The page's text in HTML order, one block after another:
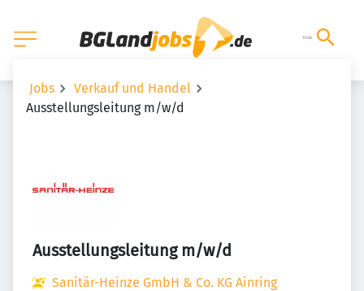
Jobs
Verkauf und Handel
Ausstellungsleitung m/w/d
Ausstellungsleitung m/w/d
Sanitär-Heinze GmbH & Co. KG Ainring